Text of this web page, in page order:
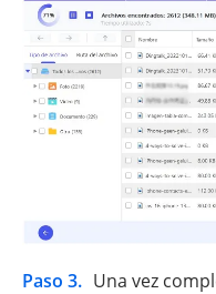
Paso 3. Una vez